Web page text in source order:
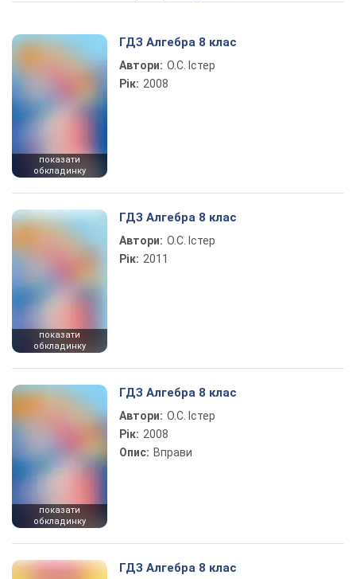
Play Video
показати
обкладинку
ГДЗ Алгебра 8 клас
Автори: О.С. Істер
Рік: 2008
показати
обкладинку
ГДЗ Алгебра 8 клас
Автори: О.С. Істер
Рік: 2011
показати
обкладинку
ГДЗ Алгебра 8 клас
Автори: О.С. Істер
Рік: 2008
Опис: Вправи
ГДЗ Алгебра 8 клас